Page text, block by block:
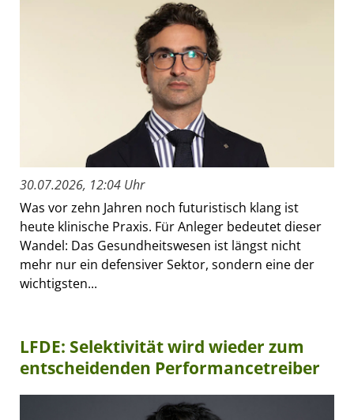
30.07.2026, 12:04 Uhr
Was vor zehn Jahren noch futuristisch klang ist
heute klinische Praxis. Für Anleger bedeutet dieser
Wandel: Das Gesundheitswesen ist längst nicht
mehr nur ein defensiver Sektor, sondern eine der
wichtigsten...
LFDE: Selektivität wird wieder zum
entscheidenden Performancetreiber